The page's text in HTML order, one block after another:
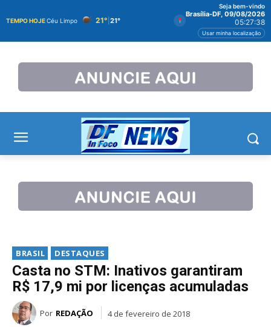
TEMPO HOJECéu Limpo 21° 21°
Seja bem-vindo
Brasília-DF, 09/08/2026
05:27:38
Usar minha localização
BRASIL DESTAQUES
Casta no STM: Inativos garantiram
R$ 17,9 mi por licenças acumuladas
Por REDAÇÃO 4 de fevereiro de 2018